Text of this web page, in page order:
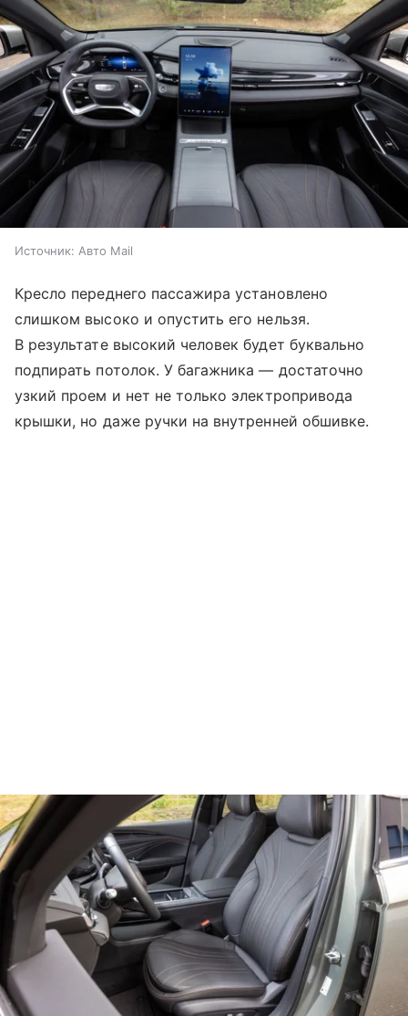
Источник: Авто Mail
Кресло переднего пассажира установлено
слишком высоко и опустить его нельзя.
В результате высокий человек будет буквально
подпирать потолок. У багажника — достаточно
узкий проем и нет не только электропривода
крышки, но даже ручки на внутренней обшивке.